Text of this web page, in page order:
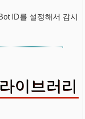
ID를 설정해서 감시
이브러리